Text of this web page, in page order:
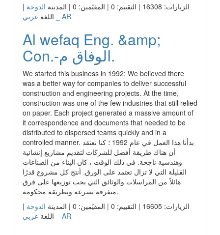
الزيارات: 16308 | التقييم: 0 | المقيّمين: 0 | المدينة
الدوحة |
اللغة عربي _ AR
Al wefaq Eng. &amp;
Con.-الوفاق م.
We started this business in 1992; We believed there
was a better way for companies to deliver successful
construction and engineering projects. At the time,
construction was one of the few industries that still relied
on paper. Each project generated a massive amount of
it correspondence and documents that needed to be
distributed to dispersed teams quickly and in a
controlled manner. بدأنا هذا العمل في عام 1992 ؛ كنا نعتقد
أن هناك طريقة أفضل للشركات لتقديم مشاريع إنشائية
وهندسية ناجحة. في ذلك الوقت ، كان البناء من الصناعات
القليلة التي لا تزال تعتمد على الورق. أنتج كل مشروع قدرًا
هائلاً من المراسلات والوثائق التي يجب توزيعها على فرق
متفرقة بسرعة وبطريقة محكومة.
الزيارات: 16605 | التقييم: 0 | المقيّمين: 0 | المدينة
الدوحة |
اللغة عربي _ AR